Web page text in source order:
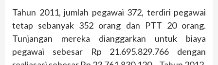
Tahun 2011, jumlah pegawai 372, terdiri pegawai
tetap sebanyak 352 orang dan PTT 20 orang.
Tunjangan mereka dianggarkan untuk biaya
pegawai sebesar Rp 21.695.829.766 dengan